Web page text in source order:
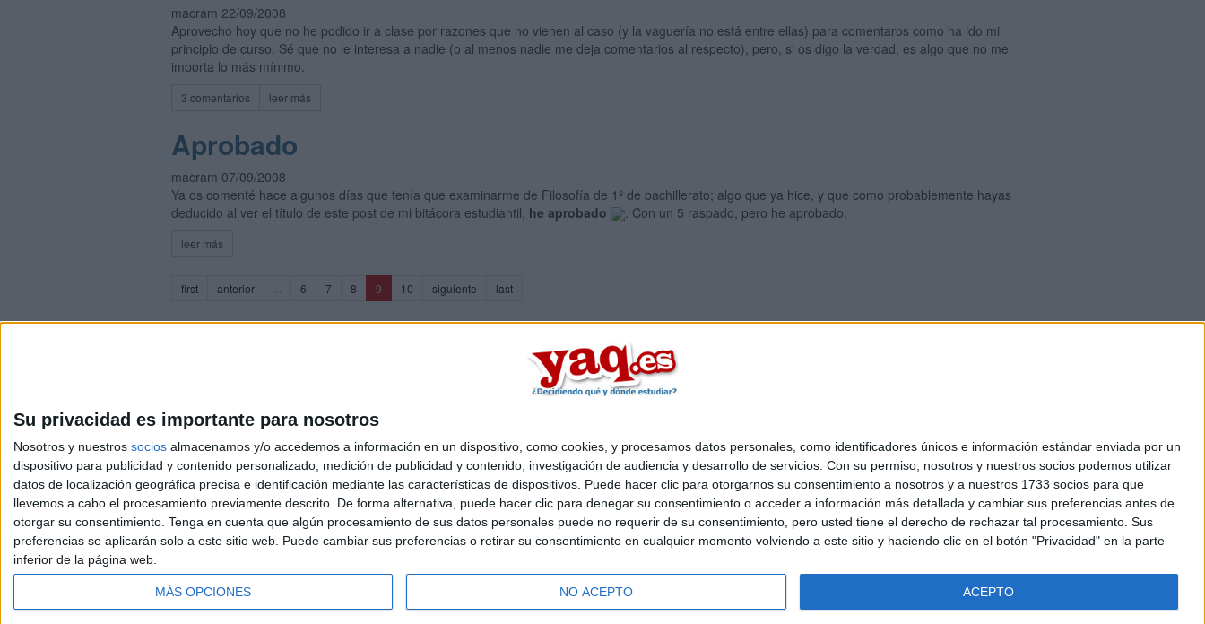
Su privacidad es importante para nosotros
Nosotros y nuestros socios almacenamos y/o accedemos a información en un dispositivo, como cookies, y procesamos datos personales, como identificadores únicos e información estándar enviada por un
dispositivo para publicidad y contenido personalizado, medición de publicidad y contenido, investigación de audiencia y desarrollo de servicios. Con su permiso, nosotros y nuestros socios podemos utilizar
datos de localización geográfica precisa e identificación mediante las características de dispositivos. Puede hacer clic para otorgarnos su consentimiento a nosotros y a nuestros 1733 socios para que
llevemos a cabo el procesamiento previamente descrito. De forma alternativa, puede hacer clic para denegar su consentimiento o acceder a información más detallada y cambiar sus preferencias antes de
otorgar su consentimiento. Tenga en cuenta que algún procesamiento de sus datos personales puede no requerir de su consentimiento, pero usted tiene el derecho de rechazar tal procesamiento. Sus
preferencias se aplicarán solo a este sitio web. Puede cambiar sus preferencias o retirar su consentimiento en cualquier momento volviendo a este sitio y haciendo clic en el botón "Privacidad" en la parte
inferior de la página web.
MÁS OPCIONES NO ACEPTO ACEPTO
macram 22/09/2008
Aprovecho hoy que no he podido ir a clase por razones que no vienen al caso (y la vaguería no está entre ellas) para comentaros como ha ido mi
principio de curso. Sé que no le interesa a nadie (o al menos nadie me deja comentarios al respecto), pero, si os digo la verdad, es algo que no me
importa lo más mínimo.
3 comentarios leer más
Aprobado
macram 07/09/2008
Ya os comenté hace algunos días que tenía que examinarme de Filosofía de 1º de bachillerato; algo que ya hice, y que como probablemente hayas
deducido al ver el título de este post de mi bitácora estudiantil, he aprobado . Con un 5 raspado, pero he aprobado.
leer más
first anterior 6 7 8 9 (current)
10 siguiente last
Quiénes somos|Contactar|Anúnciate
Aviso legal|Politica de privacidad|Condiciones generales|Política de cookies
© 2003-2026Compás Mediterráneo S.L.- Diego de León 47 - 28006 Madrid [ESPAÑA] - Tel. +34 91 593 2767